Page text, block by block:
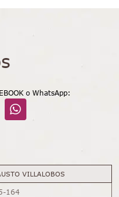
o WhatsApp:
VILLALOBOS
164